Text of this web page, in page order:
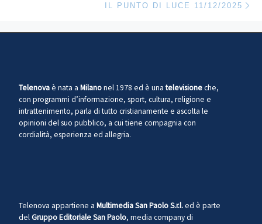
IL PUNTO DI LUCE 11/12/2025
Telenovaè nata a Milanonel 1978 ed è unatelevisioneche,
con programmi d’informazione, sport, cultura, religione e
intrattenimento, parla di tutto cristianamente e ascolta le
opinioni del suo pubblico, a cui tiene compagnia con
cordialità, esperienza ed allegria.
Telenova appartiene a Multimedia San Paolo S.r.l.ed è parte
delGruppo Editoriale San Paolo, media company di